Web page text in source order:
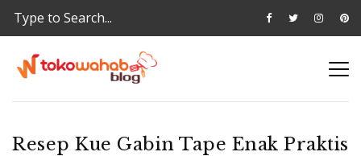
Resep Kue Gabin Tape Enak Praktis